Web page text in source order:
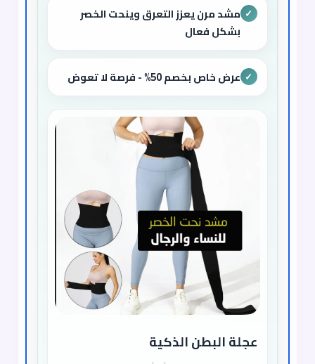
✓ مشد مرن يعزز التعرق وينحت الخصر
بشكل فعال
✓ عرض خاص بخصم 50% - فرصة لا تعوض
عجلة البطن الذكية